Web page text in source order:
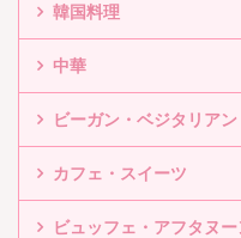
韓国料理
中華
ビーガン・ベジタリアン
カフェ・スイーツ
ビュッフェ・アフタヌ